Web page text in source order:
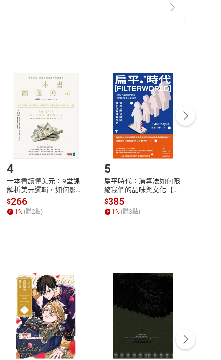
第2條第5款之規定，「非以有形媒介提供之數位
點選「瀏覽訂單明細」 「申請取消訂單/退
貨。
付款方式
Payment
完成訂單
Complete
號，下載書籍後看書
客服資訊
服務時間：週一到週五 10:00-12:00、
4
一本書讀懂美元：9堂課
解析美元邏輯，如何影響
全球經濟和每個人的投資
【電子書】
$266
1% (賺2點)
5
扁平時代：演算法如何限
縮我們的品味與文化【電
子書】
$385
1% (賺3點)